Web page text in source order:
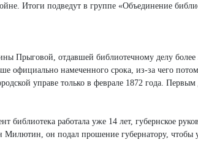
Итоги подведут в группе «Объединение
Прыговой, отдавшей библиотечному делу более
официально намеченного срока, из-за чего
управе только в феврале 1872 года.
работала уже 14 лет, губернское
он подал прошение губернатору, чтобы